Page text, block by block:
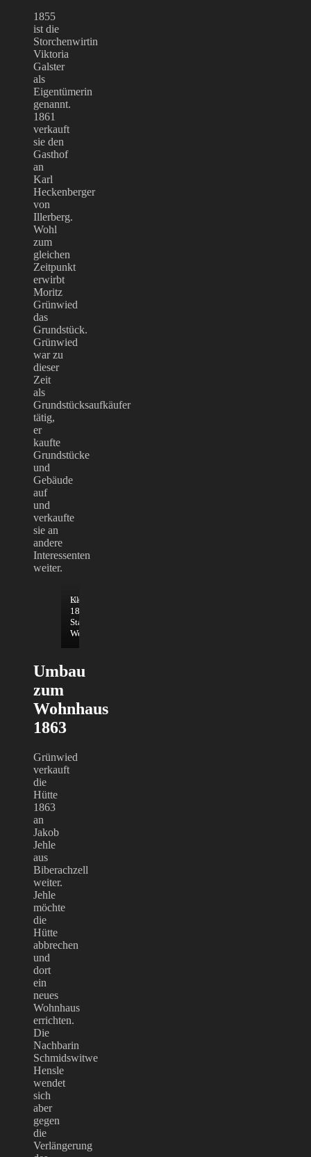
1855
ist die
Storchenwirtin
Viktoria
Galster
als
Eigentümerin
genannt.
1861
verkauft
sie den
Gasthof
an
Karl
Heckenberger
von
Illerberg.
Wohl
zum
gleichen
Zeitpunkt
erwirbt
Moritz
Grünwied
das
Grundstück.
Grünwied
war zu
dieser
Zeit
als
Grundstücksaufkäufer
tätig,
er
kaufte
Grundstücke
und
Gebäude
auf
und
verkaufte
sie an
andere
Interessenten
weiter.
Ukataster
1823;
Stadtarchiv
Weißenhorn
Kataster
1863;
Stadtarchiv
Weißenhorn
Umbau
zum
Wohnhaus
1863
Grünwied
verkauft
die
Hütte
1863
an
Jakob
Jehle
aus
Biberachzell
weiter.
Jehle
möchte
die
Hütte
abbrechen
und
dort
ein
neues
Wohnhaus
errichten.
Die
Nachbarin
Schmidswitwe
Hensle
wendet
sich
aber
gegen
die
Verlängerung